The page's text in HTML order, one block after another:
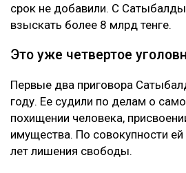
срок не добавили. С
взыскать более 8 млрд тенге.
Это уже четвертое
Первые два приговора
году. Ее судили по делам о
похищении человека,
имущества. По совокупности
лет лишения свободы.